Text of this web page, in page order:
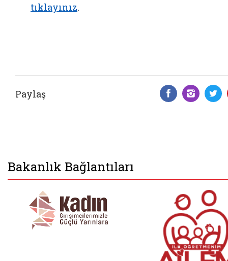
tıklayınız.
Paylaş
Bakanlık Bağlantıları